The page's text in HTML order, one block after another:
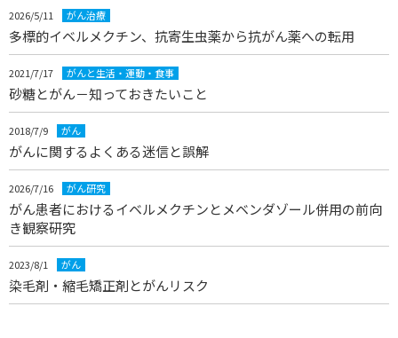
2026/5/11 がん治療
多標的イベルメクチン、抗寄生虫薬から抗がん薬への転用
2021/7/17 がんと生活・運動・食事
砂糖とがん－知っておきたいこと
2018/7/9 がん
がんに関するよくある迷信と誤解
2026/7/16 がん研究
がん患者におけるイベルメクチンとメベンダゾール併用の前向
き観察研究
2023/8/1 がん
染毛剤・縮毛矯正剤とがんリスク